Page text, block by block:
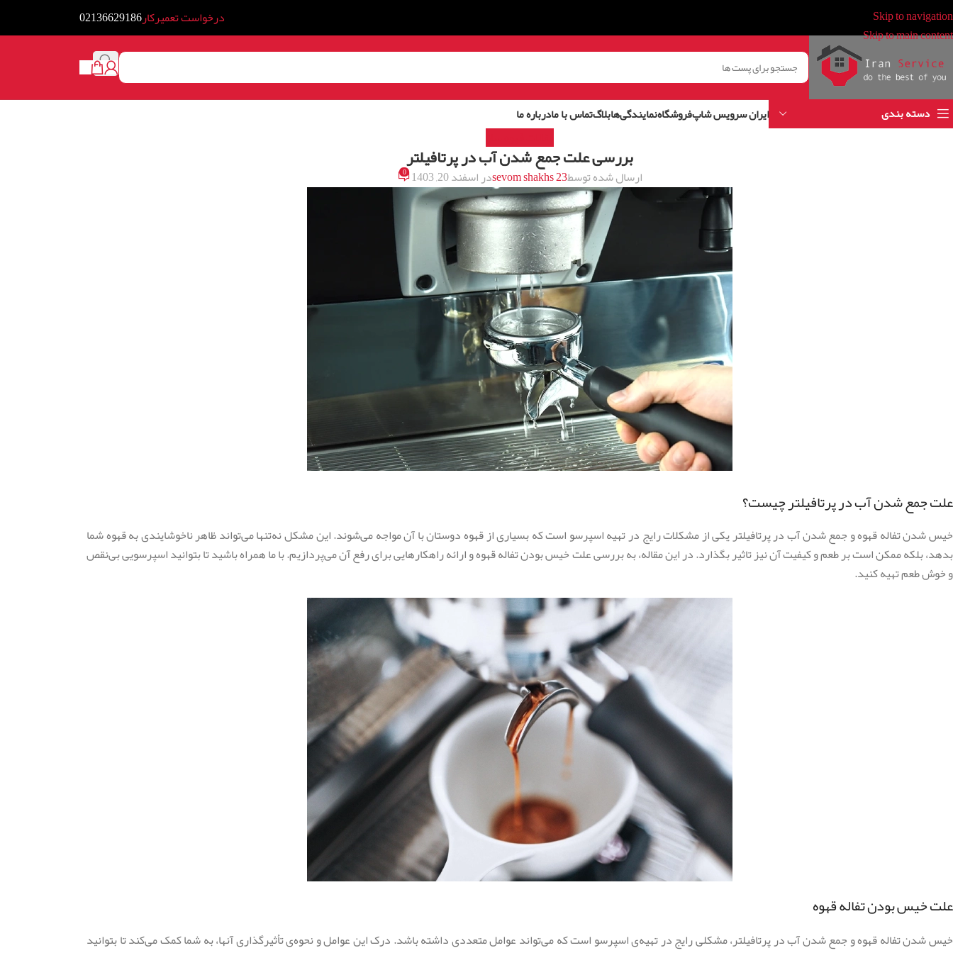
Skip to navigation
Skip to main content
درخواست تعمیرکار02136629186
دسته بندی ایران سرویس شاپفروشگاهنمایندگی‌هابلاگتماس با مادرباره ما
بررسی علت جمع شدن آب در پرتافیلتر
ارسال شده توسطsevom shakhs 23در اسفند 20, 1403 0
علت جمع شدن آب در پرتافیلتر چیست؟
خیس شدن تفاله قهوه و جمع شدن آب در پرتافیلتر یکی از مشکلات رایج در تهیه اسپرسو است که بسیاری از قهوه دوستان با آن مواجه می‌شوند. این مشکل نه‌تنها می‌تواند ظاهر ناخوشایندی به قهوه شما
بدهد، بلکه ممکن است بر طعم و کیفیت آن نیز تاثیر بگذارد. در این مقاله، به بررسی علت خیس بودن تفاله قهوه و ارائه راهکارهایی برای رفع آن می‌پردازیم. با ما همراه باشید تا بتوانید اسپرسویی بی‌نقص
و خوش طعم تهیه کنید.
علت خیس بودن تفاله قهوه
خیس شدن تفاله قهوه و جمع شدن آب در پرتافیلتر، مشکلی رایج در تهیه‌ی اسپرسو است که می‌تواند عوامل متعددی داشته باشد. درک این عوامل و نحوه‌ی تأثیرگذاری آنها، به شما کمک می‌کند تا بتوانید